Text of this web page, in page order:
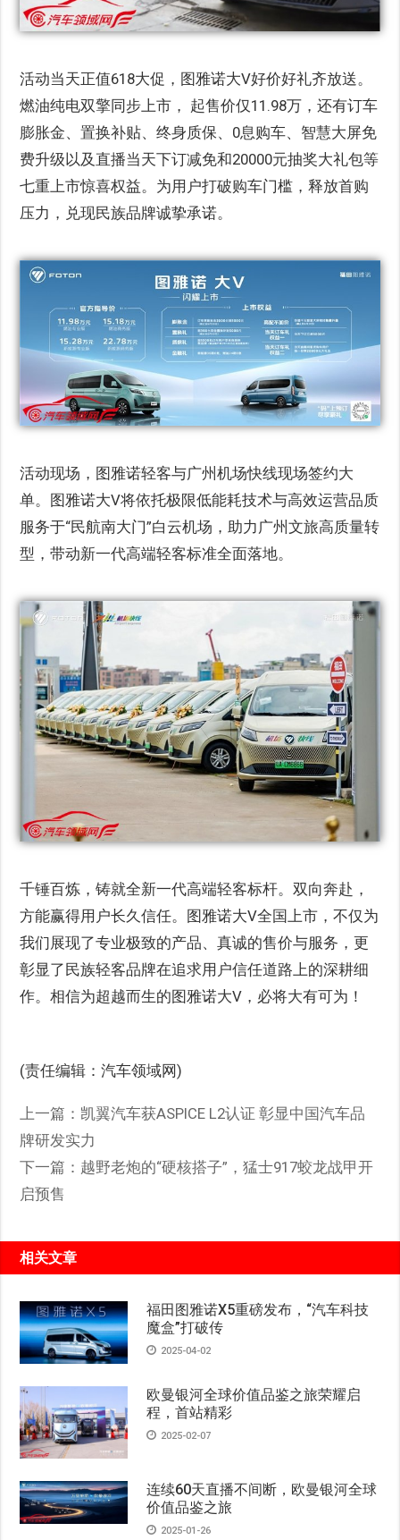
活动当天正值618大促，图雅诺大V好价好礼齐放送。
燃油纯电双擎同步上市， 起售价仅11.98万，还有订车
膨胀金、置换补贴、终身质保、0息购车、智慧大屏免
费升级以及直播当天下订减免和20000元抽奖大礼包等
七重上市惊喜权益。为用户打破购车门槛，释放首购
压力，兑现民族品牌诚挚承诺。
活动现场，图雅诺轻客与广州机场快线现场签约大
单。图雅诺大V将依托极限低能耗技术与高效运营品质
服务于“民航南大门”白云机场，助力广州文旅高质量转
型，带动新一代高端轻客标准全面落地。
千锤百炼，铸就全新一代高端轻客标杆。双向奔赴，
方能赢得用户长久信任。图雅诺大V全国上市，不仅为
我们展现了专业极致的产品、真诚的售价与服务，更
彰显了民族轻客品牌在追求用户信任道路上的深耕细
作。相信为超越而生的图雅诺大V，必将大有可为！
(责任编辑：汽车领域网)
上一篇： 凯翼汽车获ASPICE L2认证 彰显中国汽车品
牌研发实力
下一篇： 越野老炮的“硬核搭子”，猛士917蛟龙战甲开
启预售
相关文章
福田图雅诺X5重磅发布，“汽车科技
魔盒”打破传
2025-04-02
欧曼银河全球价值品鉴之旅荣耀启
程，首站精彩
2025-02-07
连续60天直播不间断，欧曼银河全球
价值品鉴之旅
2025-01-26